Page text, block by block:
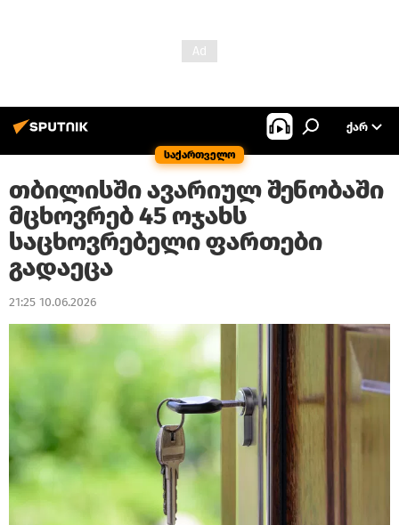
საქართველო
ᲥᲐᲠ
თბილისში ავარიულ შენობაში
მცხოვრებ 45 ოჯახს
საცხოვრებელი ფართები
გადაეცა
21:25 10.06.2026